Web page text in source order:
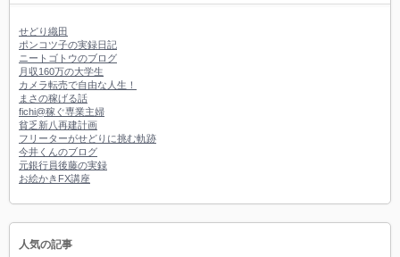
せどり織田
ポンコツ子の実録日記
ニートゴトウのブログ
月収160万の大学生
カメラ転売で自由な人生！
まさの稼げる話
fichi@稼ぐ専業主婦
貧乏新八再建計画
フリーターがせどりに挑む軌跡
今井くんのブログ
元銀行員後藤の実録
お絵かきFX講座
人気の記事